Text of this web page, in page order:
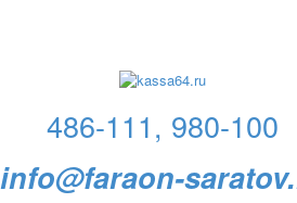
486-111, 980-100
info@faraon-